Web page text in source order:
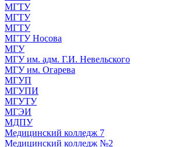
МГТУ
МГТУ
МГТУ
МГТУ Носова
МГУ
МГУ им. адм. Г.И. Невельского
МГУ им. Огарева
МГУП
МГУПИ
МГУТУ
МГЭИ
МДПУ
Медицинский колледж 7
Медицинский колледж №2